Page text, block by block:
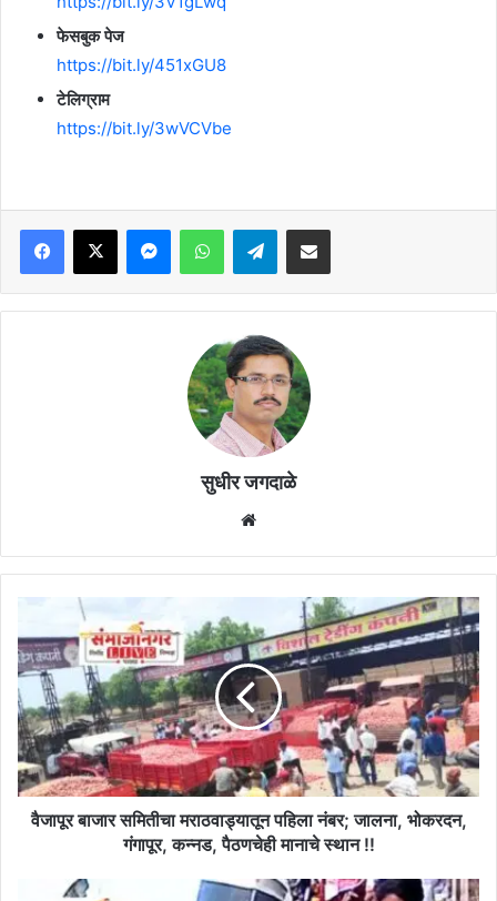
फेसबुक पेज
https://bit.ly/451xGU8
टेलिग्राम
https://bit.ly/3wVCVbe
Facebook
X MessengerWhatsAppTelegramShare via Email
सुधीर जगदाळे
समितीचा
मराठवाड्यातून
पहिला
नंबर;
जालना,
भोकरदन,
गंगापूर,
कन्नड,
वैजापूर बाजार समितीचा मराठवाड्यातून पहिला नंबर; जालना, भोकरदन,
गंगापूर, कन्नड, पैठणचेही मानाचे स्थान !!